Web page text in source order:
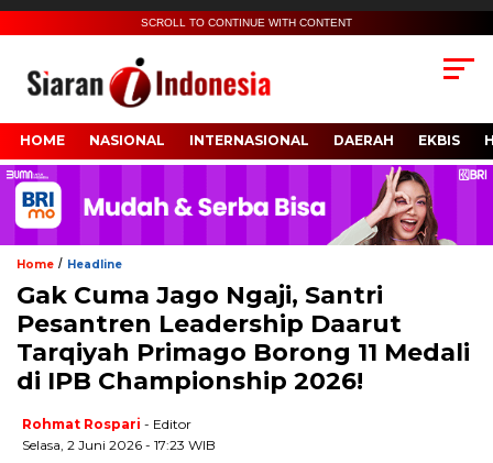
SCROLL TO CONTINUE WITH CONTENT
HOME NASIONAL INTERNASIONAL DAERAH EKBIS
Home / Headline
Gak Cuma Jago Ngaji, Santri
Pesantren Leadership Daarut
Tarqiyah Primago Borong 11 Medali
di IPB Championship 2026!
Rohmat Rospari - Editor
Selasa, 2 Juni 2026 - 17:23 WIB